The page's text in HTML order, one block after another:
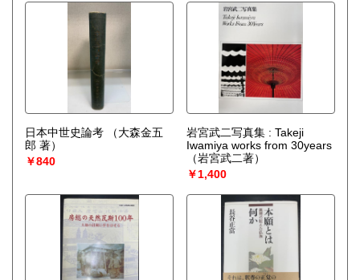
日本中世史論考
（大森金五
郎 著）
￥840
岩宮武二写真集 : Takeji
Iwamiya works from 30years
（岩宮武二著）
￥1,400